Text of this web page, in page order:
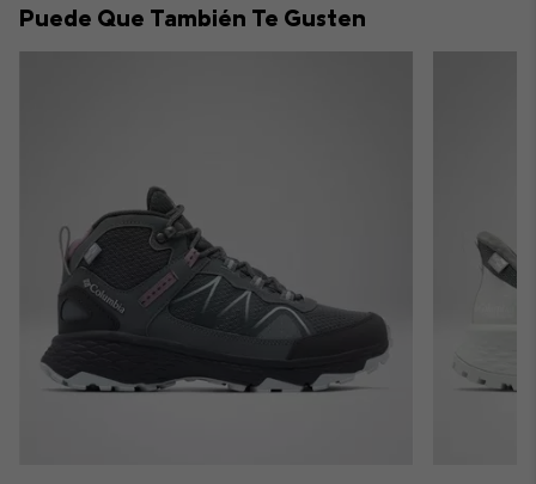
Puede Que También Te Gusten